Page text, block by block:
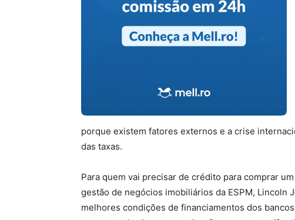
porque existem fatores externos e a crise
das taxas.
Para quem vai precisar de crédito para comprar
gestão de negócios imobiliários da ESPM, Lincoln
melhores condições de financiamentos dos